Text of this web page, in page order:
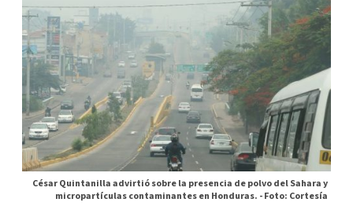
César Quintanilla advirtió sobre la presencia de polvo del Sahara y
micropartículas contaminantes en Honduras. -Foto: Cortesía